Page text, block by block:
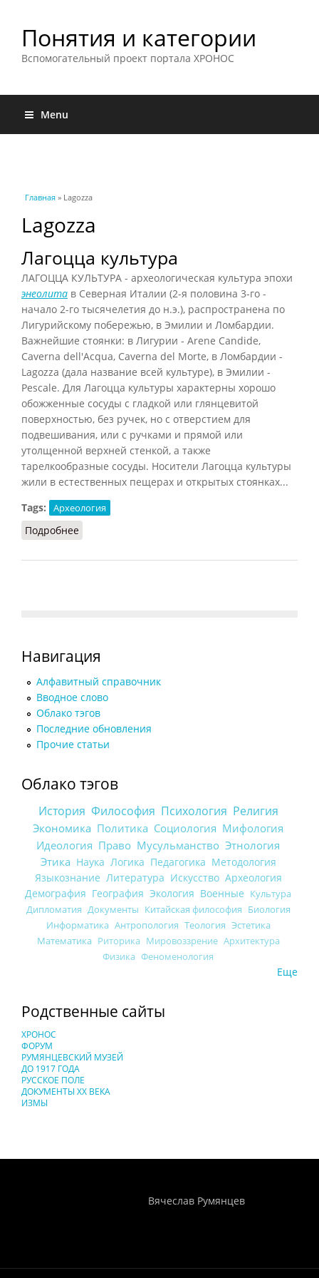
Понятия и категории
Вспомогательный проект портала ХРОНОС
Menu
Вы здесь
Главная » Lagozza
Lagozza
Лагоцца культура
ЛАГОЦЦА КУЛЬТУРА - археологическая культура эпохи
энеолита в Северная Италии (2-я половина 3-го -
начало 2-го тысячелетия до н.э.), распространена по
Лигурийскому побережью, в Эмилии и Ломбардии.
Важнейшие стоянки: в Лигурии - Arene Candide,
Caverna dell'Acqua, Caverna del Morte, в Ломбардии -
Lagozza (дала название всей культуре), в Эмилии -
Pescale. Для Лагоцца культуры характерны хорошо
обожженные сосуды с гладкой или глянцевитой
поверхностью, без ручек, но с отверстием для
подвешивания, или с ручками и прямой или
утолщенной верхней стенкой, а также
тарелкообразные сосуды. Носители Лагоцца культуры
жили в естественных пещерах и открытых стоянках...
Tags:
Археология
Подробнее
Навигация
Алфавитный справочник
Вводное слово
Облако тэгов
Последние обновления
Прочие статьи
Облако тэгов
История Философия Психология Религия
Экономика Политика Социология Мифология
Идеология Право Мусульманство Этнология
Этика Наука Логика Педагогика Методология
Языкознание Литература Искусство Археология
Демография География Экология Военные Культура
Дипломатия Документы Китайская философия Биология
Информатика Антропология Теология Эстетика
Математика Риторика Мировоззрение Архитектура
Физика Феноменология
Еще
Родственные сайты
ХРОНОС
ФОРУМ
РУМЯНЦЕВСКИЙ МУЗЕЙ
ДО 1917 ГОДА
РУССКОЕ ПОЛЕ
ДОКУМЕНТЫ XX ВЕКА
ИЗМЫ
Вячеслав Румянцев